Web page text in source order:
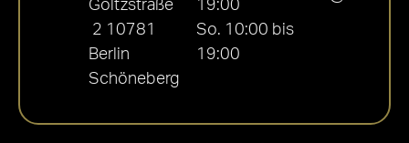
Goltzstraße
2 10781
Berlin
Schöneberg
19:00
So. 10:00 bis
19:00